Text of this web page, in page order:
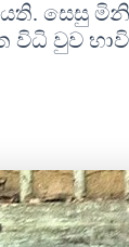
යති. සෙසු
විධි වුව